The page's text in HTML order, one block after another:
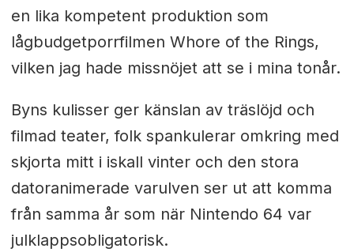
en lika kompetent produktion som
lågbudgetporrfilmen Whore of the Rings,
vilken jag hade missnöjet att se i mina tonår.
Byns kulisser ger känslan av träslöjd och
filmad teater, folk spankulerar omkring med
skjorta mitt i iskall vinter och den stora
datoranimerade varulven ser ut att komma
från samma år som när Nintendo 64 var
julklappsobligatorisk.